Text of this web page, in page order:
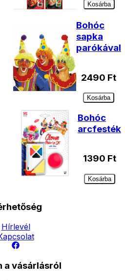
Kosárba
Bohóc
sapka
parókával
2490 Ft
Kosárba
Bohóc
arcfesték
1390 Ft
Kosárba
Hírlevél
a vásárlásról